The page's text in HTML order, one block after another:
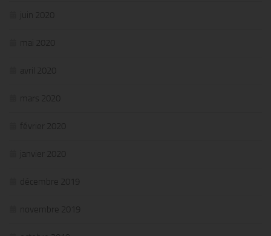
juin 2020
mai 2020
avril 2020
mars 2020
février 2020
janvier 2020
décembre 2019
novembre 2019